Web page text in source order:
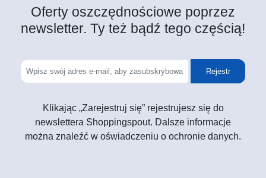
Oferty oszczędnościowe poprzez
newsletter. Ty też bądź tego częścią!
Rejestr
Klikając „Zarejestruj się” rejestrujesz się do
newslettera Shoppingspout. Dalsze informacje
można znaleźć w oświadczeniu o ochronie danych.